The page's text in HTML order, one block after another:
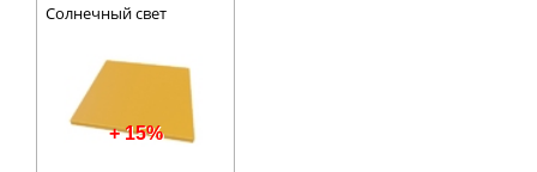
Солнечный свет
+ 15%